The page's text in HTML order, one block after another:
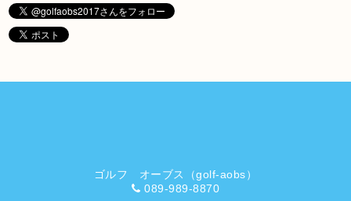
ゴルフ オーブス（golf-aobs）
089-989-8870